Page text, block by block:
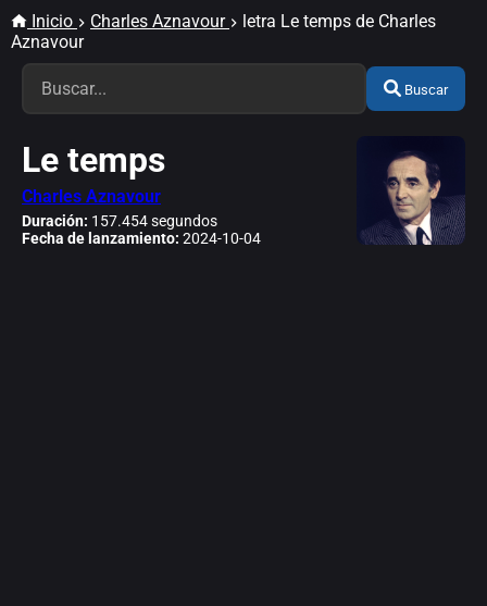
Inicio Charles Aznavour
letra Le temps de Charles
Aznavour
Buscar
Le temps
Charles Aznavour
Duración: 157.454 segundos
Fecha de lanzamiento: 2024-10-04